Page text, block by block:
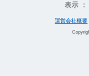
表示 ：
運営会社概要